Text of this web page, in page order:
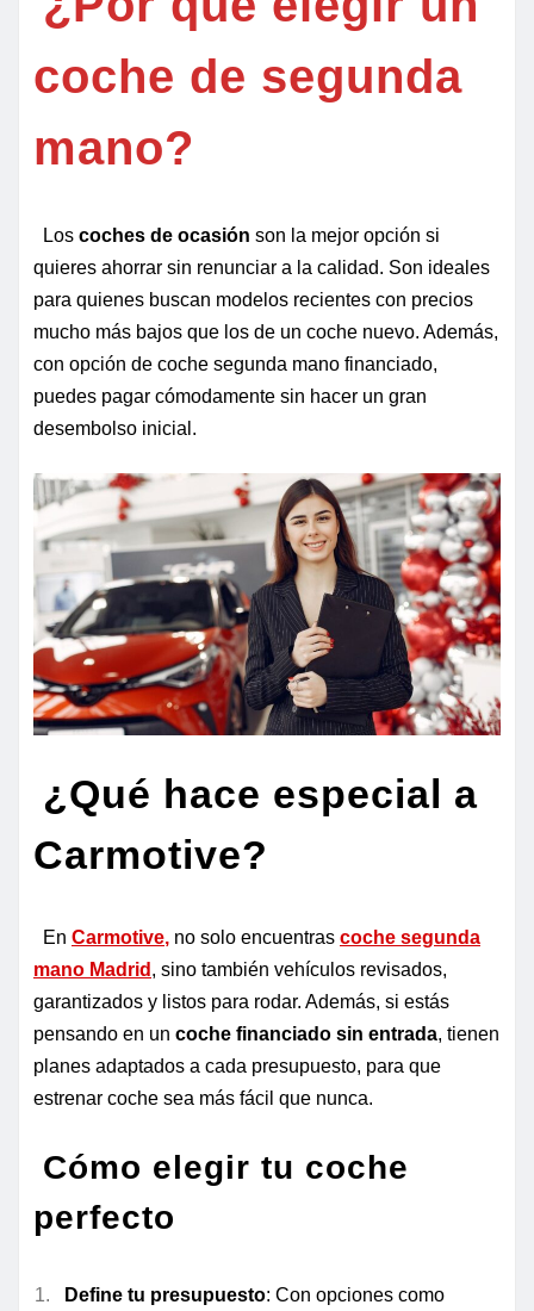
coche de segunda
mano?
Los coches de ocasión son la mejor opción si
quieres ahorrar sin renunciar a la calidad. Son ideales
para quienes buscan modelos recientes con precios
mucho más bajos que los de un coche nuevo. Además,
con opción de coche segunda mano financiado,
puedes pagar cómodamente sin hacer un gran
desembolso inicial.
¿Qué hace especial a
Carmotive?
En Carmotive, no solo encuentras coche segunda
mano Madrid , sino también vehículos revisados,
garantizados y listos para rodar. Además, si estás
pensando en un coche financiado sin entrada, tienen
planes adaptados a cada presupuesto, para que
estrenar coche sea más fácil que nunca.
Cómo elegir tu coche
perfecto
Define tu presupuesto: Con opciones como